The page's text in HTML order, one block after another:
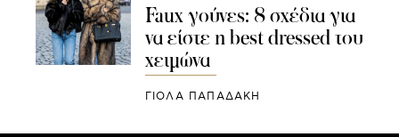
Faux γούνες: 8 σχέδια για
να είστε η best dressed του
χειμώνα
ΓΙΌΛΑ ΠΑΠΑΔΆΚΗ